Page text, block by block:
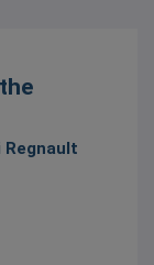
Regnault